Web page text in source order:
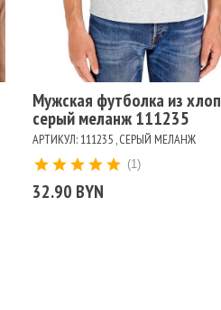
Цвет
БЕЛЫЙ
СЕРЫЙ СИНИЙ ЧЕРНЫЙ
СЕРЫЙ МЕЛАНЖ
Мужская футболка из
серый меланж 111235
АРТИКУЛ: 111235 , СЕРЫЙ МЕЛАНЖ
32.90 BYN
(1)